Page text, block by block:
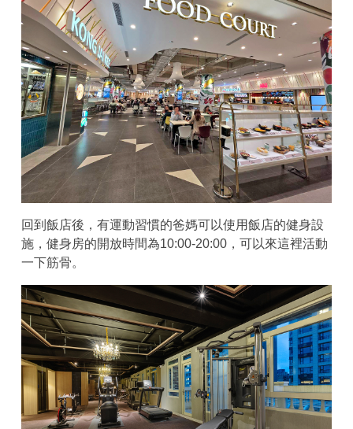
回到飯店後，有運動習慣的爸媽可以使用飯店的健身設
施，健身房的開放時間為10:00-20:00，可以來這裡活動
一下筋骨。